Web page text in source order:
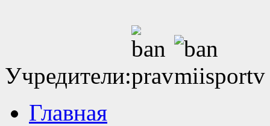
Учредители:
Главная